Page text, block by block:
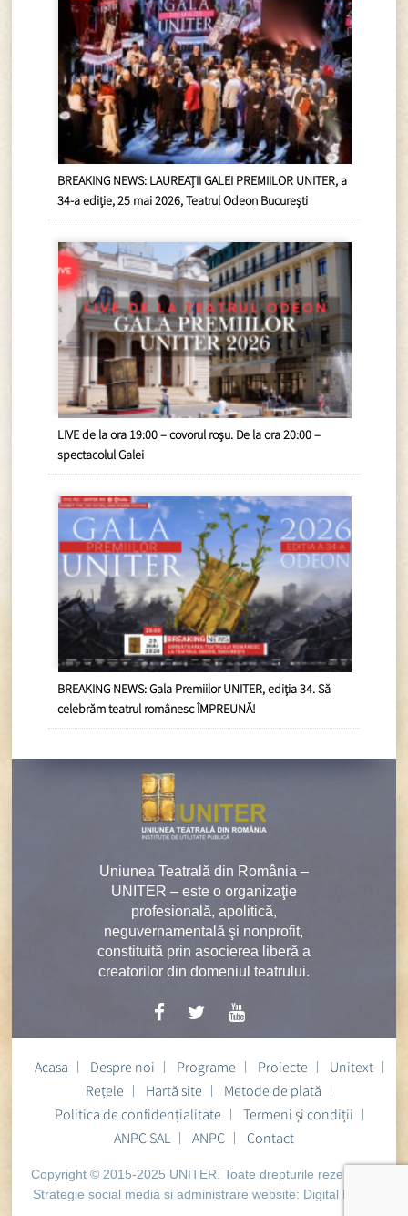
BREAKING NEWS: LAUREAȚII GALEI PREMIILOR UNITER, a
34-a ediție, 25 mai 2026, Teatrul Odeon București
LIVE de la ora 19:00 – covorul roșu. De la ora 20:00 –
spectacolul Galei
BREAKING NEWS: Gala Premiilor UNITER, ediția 34. Să
celebrăm teatrul românesc ÎMPREUNĂ!
Uniunea Teatrală din România –
UNITER – este o organizaţie
profesională, apolitică,
neguvernamentală şi nonprofit,
constituită prin asocierea liberă a
creatorilor din domeniul teatrului.
Acasa Despre noi Programe Proiecte
Unitext
Rețele
Hartă site
Metode de plată
Politica de confidențialitate
Termeni și condiții
ANPC SAL
ANPC Contact
Copyright © 2015-2025 UNITER. Toate drepturile rezervate.
Strategie social media si administrare website: Digital Heart